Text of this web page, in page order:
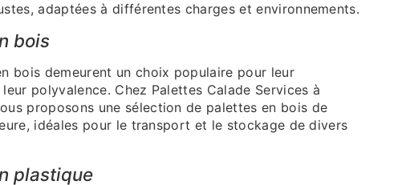
adaptées à différentes charges et environnements.
bois
bois demeurent un choix populaire pour leur
polyvalence. Chez Palettes Calade Services à
proposons une sélection de palettes en bois de
idéales pour le transport et le stockage de divers
plastique